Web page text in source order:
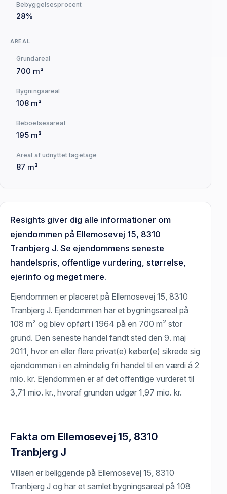
Bebyggelsesprocent
28%
AREAL
Grundareal
700 m²
Bygningsareal
108 m²
Beboelsesareal
195 m²
Areal af udnyttet tagetage
87 m²
Resights giver dig alle informationer om
ejendommen på Ellemosevej 15, 8310
Tranbjerg J. Se ejendommens seneste
handelspris, offentlige vurdering, størrelse,
ejerinfo og meget mere.
Ejendommen er placeret på Ellemosevej 15, 8310
Tranbjerg J. Ejendommen har et bygningsareal på
108 m² og blev opført i 1964 på en 700 m² stor
grund. Den seneste handel fandt sted den 9. maj
2011, hvor en eller flere privat(e) køber(e) sikrede sig
ejendommen i en almindelig fri handel til en værdi á 2
mio. kr. Ejendommen er af det offentlige vurderet til
3,71 mio. kr., hvoraf grunden udgør 1,97 mio. kr.
Fakta om Ellemosevej 15, 8310
Tranbjerg J
Villaen er beliggende på Ellemosevej 15, 8310
Tranbjerg J og har et samlet bygningsareal på 108